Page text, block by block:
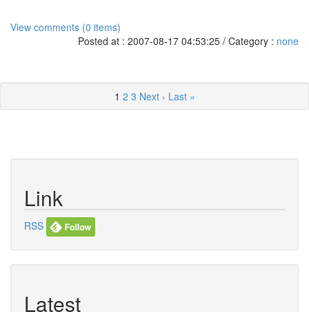
View comments (0 items)
Posted at : 2007-08-17 04:53:25 / Category : none
1 2 3 Next › Last »
Link
RSS
Latest